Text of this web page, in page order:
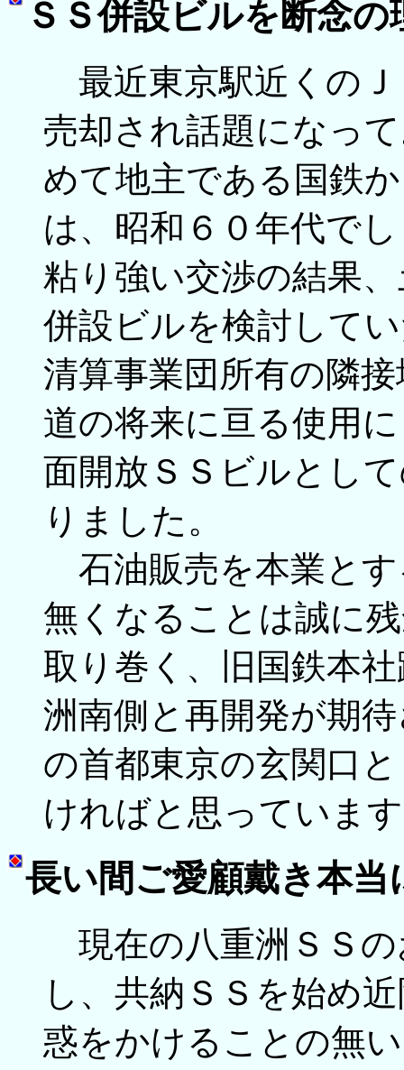
ＳＳ併設ビルを断念の
最近東京駅近くのＪ
売却され話題になっ
めて地主である国鉄
は、昭和６０年代で
粘り強い交渉の結果
併設ビルを検討して
清算事業団所有の隣
道の将来に亘る使用
面開放ＳＳビルとし
りました。
石油販売を本業とす
無くなることは誠に
取り巻く、旧国鉄本
洲南側と再開発が期
の首都東京の玄関口
ければと思っていま
長い間ご愛顧戴き本
現在の八重洲ＳＳ
し、共納ＳＳを始め
惑をかけることの無